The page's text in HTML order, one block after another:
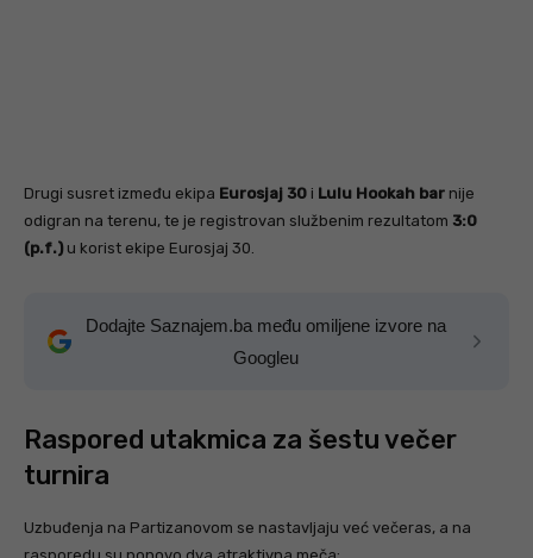
Drugi susret između ekipa Eurosjaj 30 i Lulu Hookah bar nije
odigran na terenu, te je registrovan službenim rezultatom 3:0
(p.f.)u korist ekipe Eurosjaj 30.
Dodajte Saznajem.ba među omiljene izvore na
Googleu
Raspored utakmica za šestu večer
turnira
Uzbuđenja na Partizanovom se nastavljaju već večeras, a na